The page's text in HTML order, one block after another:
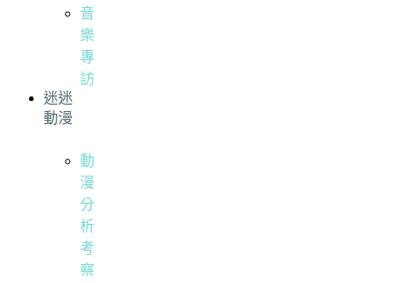
音
樂
專
訪
迷迷
動漫
動
漫
分
析
考
察